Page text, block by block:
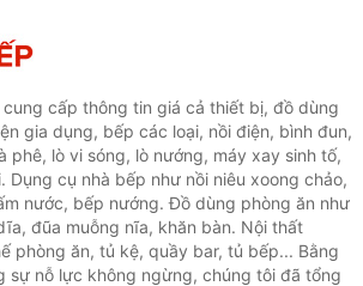
cung cấp thông tin giá cả thiết bị, đồ dùng
gia dụng, bếp các loại, nồi điện, bình đun,
phê, lò vi sóng, lò nướng, máy xay sinh tố,
Dụng cụ nhà bếp như nồi niêu xoong chảo,
nước, bếp nướng. Đồ dùng phòng ăn như
đũa muỗng nĩa, khăn bàn. Nội thất
phòng ăn, tủ kệ, quầy bar, tủ bếp... Bằng
sự nỗ lực không ngừng, chúng tôi đã tổng